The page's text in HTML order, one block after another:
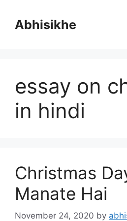
contentAbhisikhe
essay on
in hindi
Christmas
Manate Hai
November 24, 2020 by